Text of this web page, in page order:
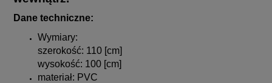
Dane techniczne:
Wymiary:
szerokość: 110 [cm]
wysokość: 100 [cm]
materiał: PVC